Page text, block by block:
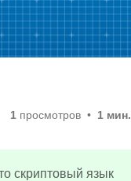
1 просмотров 1 мин.
скриптовый язык